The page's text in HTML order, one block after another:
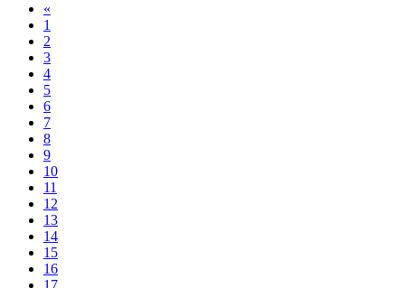
«
1
2
3
4
5
6
7
8
9
10
11
12
13
14
15
16